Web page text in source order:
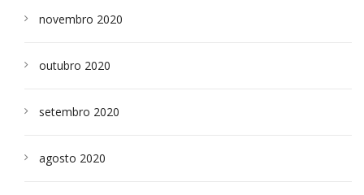
novembro 2020
outubro 2020
setembro 2020
agosto 2020